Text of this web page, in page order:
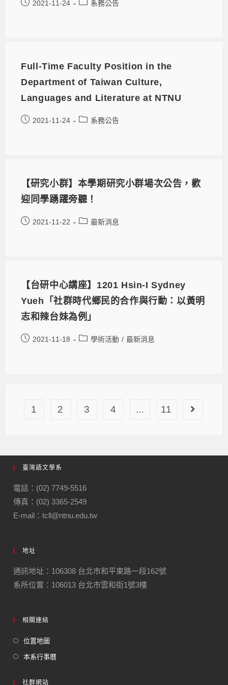
2021-11-24 系務公告
Full-Time Faculty Position in the
Department of Taiwan Culture,
Languages and Literature at NTNU
2021-11-24 系務公告
【研究小群】本學期研究小群場次公告，歡
迎同學踴躍旁聽！
2021-11-22 最新消息
【台研中心講座】1201 Hsin-I Sydney
Yueh「社群時代鄉民的合作與行動：以黃明
志和辣台妹為例」
2021-11-18 學術活動 / 最新消息
1 2 3 4 ... 11
臺灣語文學系
電話：(02) 7749-5516
傳真：(02) 3365-2549
E-mail：tcll@ntnu.edu.tw
地址
通訊地址：106308 台北市和平東路一段162號
系所位置：106013 台北市雲和街1號3樓
相關連結
位置地圖
本系行事曆
社群網站